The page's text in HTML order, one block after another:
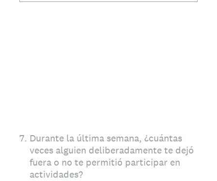
7. Durante la última semana, ¿cuántas
veces alguien deliberadamente te dejó
fuera o no te permitió participar en
actividades?